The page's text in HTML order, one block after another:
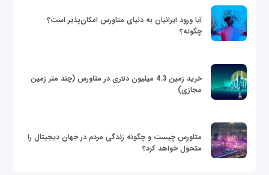
آیا ورود ایرانیان به دنیای متاورس امکان‌پذیر است؟
چگونه؟
خرید زمین 4.3 میلیون دلاری در متاورس (چند متر زمین
مجازی)
متاورس چیست و چگونه زندگی مردم در جهان دیجیتال را
متحول خواهد کرد؟